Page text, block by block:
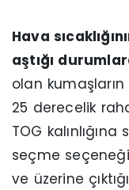
Hava
aştığı
olan
25 derecelik
TOG
seçme
ve üzerine